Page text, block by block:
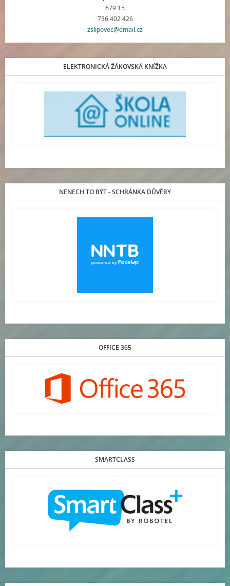
679 15
736 402 426
zslipovec@email.cz
ELEKTRONICKÁ ŽÁKOVSKÁ KNÍŽKA
NENECH TO BÝT - SCHRÁNKA DŮVĚRY
OFFICE 365
SMARTCLASS